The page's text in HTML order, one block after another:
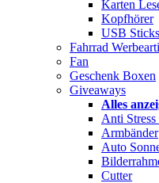
Karten
Kopfhörer
USB Sticks
Fahrrad
Fan
Geschenk Boxen
Giveaways
Alles
Anti
Armbänder
Auto
Cutter